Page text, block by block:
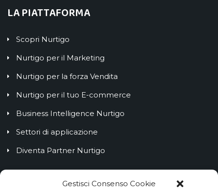
Gestisci Consenso Cookie
LA PIATTAFORMA
Scopri Nurtigo
Nurtigo per il Marketing
Nurtigo per la forza Vendita
Nurtigo per il tuo E-commerce
Business Intelligence Nurtigo
Settori di applicazione
Diventa Partner Nurtigo
IL BLOG NURTIGO